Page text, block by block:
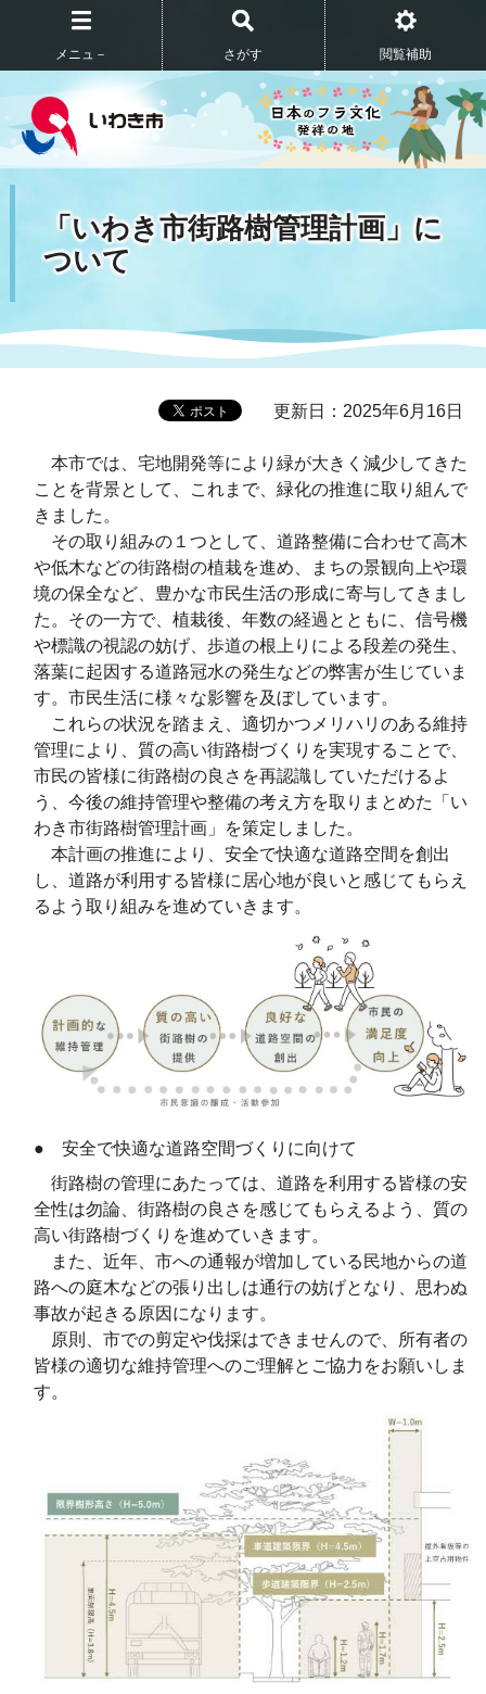
メニュ－ さがす 閲覧補助
「いわき市街路樹管理計画」に
ついて
更新日：2025年6月16日
本市では、宅地開発等により緑が大きく減少してきた
ことを背景として、これまで、緑化の推進に取り組んで
きました。
その取り組みの１つとして、道路整備に合わせて高木
や低木などの街路樹の植栽を進め、まちの景観向上や環
境の保全など、豊かな市民生活の形成に寄与してきまし
た。その一方で、植栽後、年数の経過とともに、信号機
や標識の視認の妨げ、歩道の根上りによる段差の発⽣、
落葉に起因する道路冠水の発生などの弊害が生じていま
す。市⺠⽣活に様々な影響を及ぼしています。
これらの状況を踏まえ、適切かつメリハリのある維持
管理により、質の高い街路樹づくりを実現することで、
市民の皆様に街路樹の良さを再認識していただけるよ
う、今後の維持管理や整備の考え方を取りまとめた「い
わき市街路樹管理計画」を策定しました。
本計画の推進により、安全で快適な道路空間を創出
し、道路が利用する皆様に居心地が良いと感じてもらえ
るよう取り組みを進めていきます。
● 安全で快適な道路空間づくりに向けて
街路樹の管理にあたっては、道路を利用する皆様の安
全性は勿論、街路樹の良さを感じてもらえるよう、質の
高い街路樹づくりを進めていきます。
また、近年、市への通報が増加している民地からの道
路への庭木などの張り出しは通行の妨げとなり、思わぬ
事故が起きる原因になります。
原則、市での剪定や伐採はできませんので、所有者の
皆様の適切な維持管理へのご理解とご協力をお願いしま
す。